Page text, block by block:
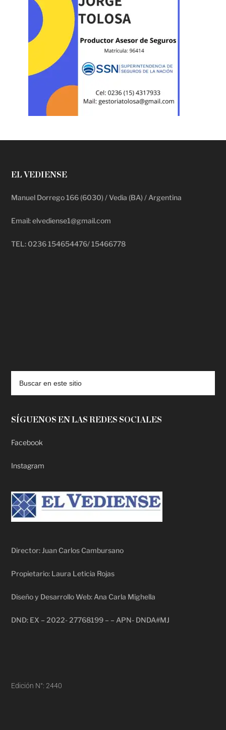
EL VEDIENSE
Manuel Dorrego 166 (6030) / Vedia (BA) / Argentina
Email: elvediense1@gmail.com
TEL: 0236 154654476/ 15466778
SÍGUENOS EN LAS REDES SOCIALES
Facebook
Instagram
Director: Juan Carlos Cambursano
Propietario: Laura Leticia Rojas
Diseño y Desarrollo Web: Ana Carla Mighella
DND: EX – 2022- 27768199 – – APN- DNDA#MJ
Edición N°: 2440